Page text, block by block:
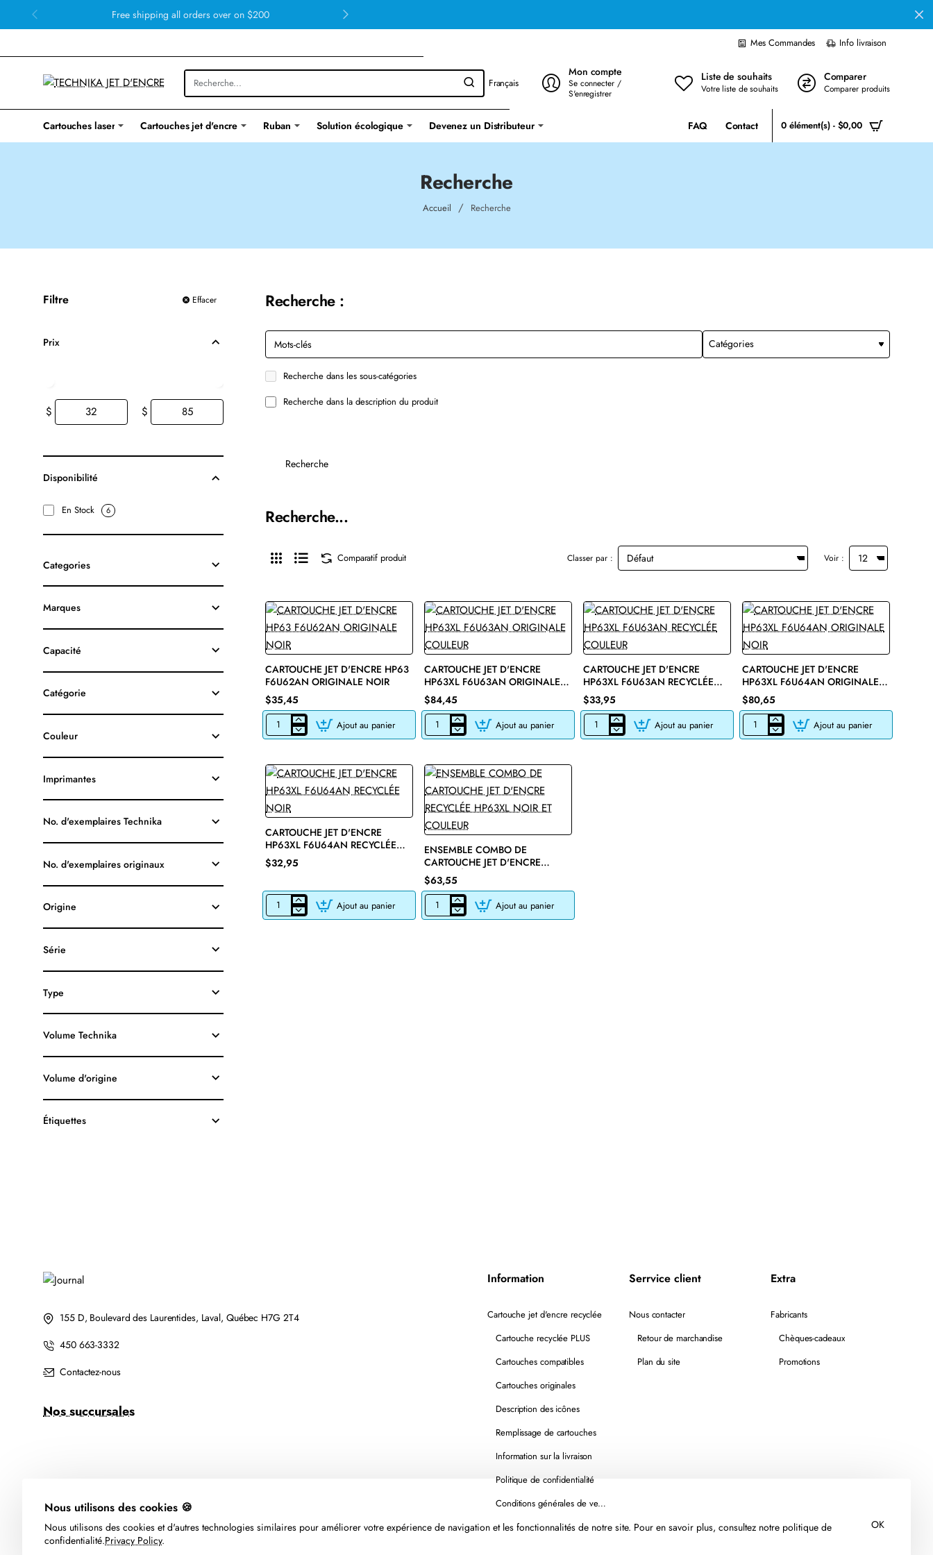
Nous utilisons des cookies 🍪
Nous utilisons des cookies et d'autres technologies similaires pour améliorer votre expérience de navigation et les fonctionnalités de notre site. Pour en savoir plus, consultez notre politique de
confidentialité.Privacy Policy.
OK
Free shipping all orders over on $200
Mes Commandes Info livraison
Français
Mon compte
Se connecter /
S'enregistrer
Liste de souhaits
Votre liste de souhaits
Comparer
Comparer produits
Cartouches laser Cartouches jet d'encre Ruban Solution écologique Devenez un Distributeur FAQ Contact 0 élément(s) - $0,00
Recherche
AccueilhomeRecherche
Filtre Effacer
Prix
$ $
Disponibilité
En Stock 6
Categories
Marques
Capacité
Catégorie
Couleur
Imprimantes
No. d'exemplaires Technika
No. d'exemplaires originaux
Origine
Série
Type
Volume Technika
Volume d'origine
Étiquettes
Recherche :
Recherche dans les sous-catégories
Recherche dans la description du produit
Recherche
Recherche...
Comparatif produit Classer par : Voir :
CARTOUCHE JET D'ENCRE HP63
F6U62AN ORIGINALE NOIR
$35,45
CARTOUCHE
JET
HP63
F6U62AN
ORIGINALE
NOIR
Ajout au panier
CARTOUCHE JET D'ENCRE
HP63XL F6U63AN ORIGINALE
COULEUR
$84,45
CARTOUCHE
JET
HP63XL
F6U63AN
ORIGINALE
COULEUR
Ajout au panier
CARTOUCHE JET D'ENCRE
HP63XL F6U63AN RECYCLÉE
COULEUR
$33,95
CARTOUCHE
JET
Ajout au panier
CARTOUCHE JET D'ENCRE
HP63XL F6U64AN ORIGINALE
NOIR
$80,65
CARTOUCHE
JET
Ajout au panier
🔥 Bestseller
CARTOUCHE JET D'ENCRE
HP63XL F6U64AN RECYCLÉE
NOIR
$32,95
CARTOUCHE
JET
Ajout au panier
ENSEMBLE COMBO DE
CARTOUCHE JET D'ENCRE
RECYCLÉE HP63XL NOIR ET
COULEUR
$63,55
ENSEMBLE
COMBO
Ajout au panier
155 D, Boulevard des Laurentides, Laval, Québec H7G 2T4
450 663-3332
Contactez-nous
Nos succursales
Information
Cartouche jet d'encre recyclée
Cartouche recyclée PLUS
Cartouches compatibles
Cartouches originales
Description des icônes
Remplissage de cartouches
Information sur la livraison
Politique de confidentialité
Conditions générales de vente
Serrvice client
Nous contacter
Retour de marchandise
Plan du site
Extra
Fabricants
Chèques-cadeaux
Promotions